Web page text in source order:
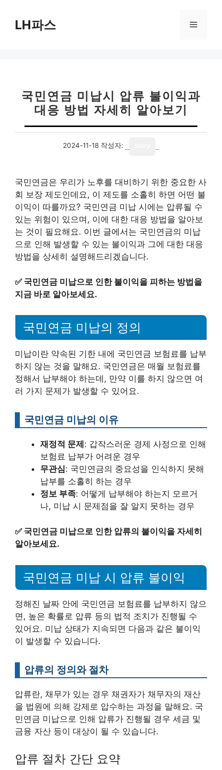
LH파스 메
국민연금 미납시 압류 불이익과
대응 방법 자세히 알아보기
2024-11-18 작성자:
국민연금은 우리가 노후를 대비하기 위한 중요한 사
회 보장 제도인데요, 이 제도를 소홀히 하면 어떤 불
이익이 따를까요? 국민연금 미납 시에는 압류될 수
있는 위험이 있으며, 이에 대한 대응 방법을 알아보
는 것이 필요해요. 이번 글에서는 국민연금의 미납
으로 인해 발생할 수 있는 불이익과 그에 대한 대응
방법을 상세히 설명해드리겠습니다.
✅ 국민연금 미납으로 인한 불이익을 피하는 방법을
지금 바로 알아보세요.
국민연금 미납의 정의
미납이란 약속된 기한 내에 국민연금 보험료를 납부
하지 않는 것을 말해요. 국민연금은 매월 보험료를
정해서 납부해야 하는데, 만약 이를 하지 않으면 여
러 가지 문제가 발생할 수 있어요.
국민연금 미납의 이유
재정적 문제 : 갑작스러운 경제 사정으로 인해
보험료 납부가 어려운 경우
무관심: 국민연금의 중요성을 인식하지 못해
납부를 소홀히 하는 경우
정보 부족: 어떻게 납부해야 하는지 모르거
나, 미납 시 문제점을 잘 알지 못하는 경우
✅ 국민연금 미납으로 인한 압류의 불이익을 자세히
알아보세요.
국민연금 미납 시 압류 불이익
정해진 날짜 안에 국민연금 보험료를 납부하지 않으
면, 높은 확률로 압류 등의 법적 조치가 진행될 수
있어요. 미납 상태가 지속되면 다음과 같은 불이익
이 발생할 수 있습니다.
압류의 정의와 절차
압류란, 채무가 있는 경우 채권자가 채무자의 재산
을 법원에 의해 강제로 압수하는 과정을 말해요. 국
민연금 미납으로 인해 압류가 진행될 경우 세금 및
금융 자산 등이 대상이 될 수 있습니다.
압류 절차 간단 요약